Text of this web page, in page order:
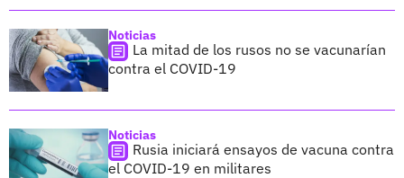
Noticias
La mitad de los rusos no se vacunarían
contra el COVID-19
Noticias
Rusia iniciará ensayos de vacuna contra
el COVID-19 en militares